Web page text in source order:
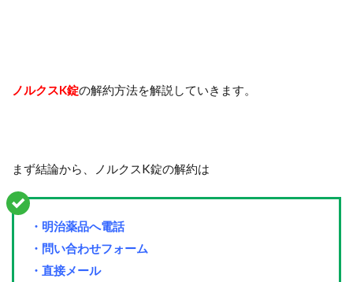
ノルクスK錠の解約方法を解説していきます。
まず結論から、ノルクスK錠の解約は
・明治薬品へ電話
・問い合わせフォーム
・直接メール